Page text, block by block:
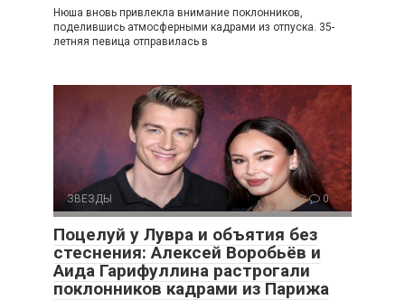
Нюша вновь привлекла внимание поклонников,
поделившись атмосферными кадрами из отпуска. 35-
летняя певица отправилась в
ЗВЕЗДЫ 0
Поцелуй у Лувра и объятия без
стеснения: Алексей Воробьёв и
Аида Гарифуллина растрогали
поклонников кадрами из Парижа